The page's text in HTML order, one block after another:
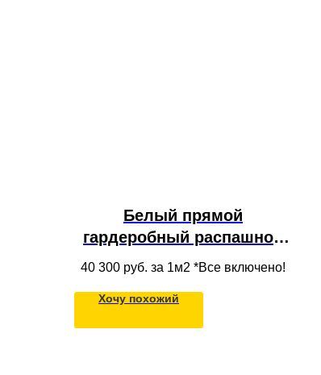
Белый прямой
гардеробный распашной
шкаф с зеркалом,
для одежды в
гардеробную
40 300 руб. за 1м2 *Все включено!
Хочу похожий